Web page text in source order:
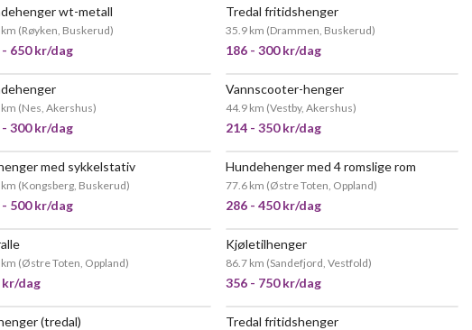
wt-metall
(Røyken, Buskerud)
- 650 kr/dag
Tredal fritidshenger
35.9 km (Drammen, Buskerud)
186 - 300 kr/dag
(Nes, Akershus)
- 300 kr/dag
Vannscooter-henger
44.9 km (Vestby, Akershus)
214 - 350 kr/dag
med sykkelstativ
(Kongsberg, Buskerud)
- 500 kr/dag
Hundehenger med 4 romslige rom
77.6 km (Østre Toten, Oppland)
286 - 450 kr/dag
(Østre Toten, Oppland)
kr/dag
Kjøletilhenger
86.7 km (Sandefjord, Vestfold)
356 - 750 kr/dag
(tredal) Tredal fritidshenger